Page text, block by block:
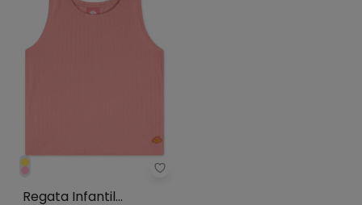
Regata Infantil Feminina Lilica
Regata Infantil